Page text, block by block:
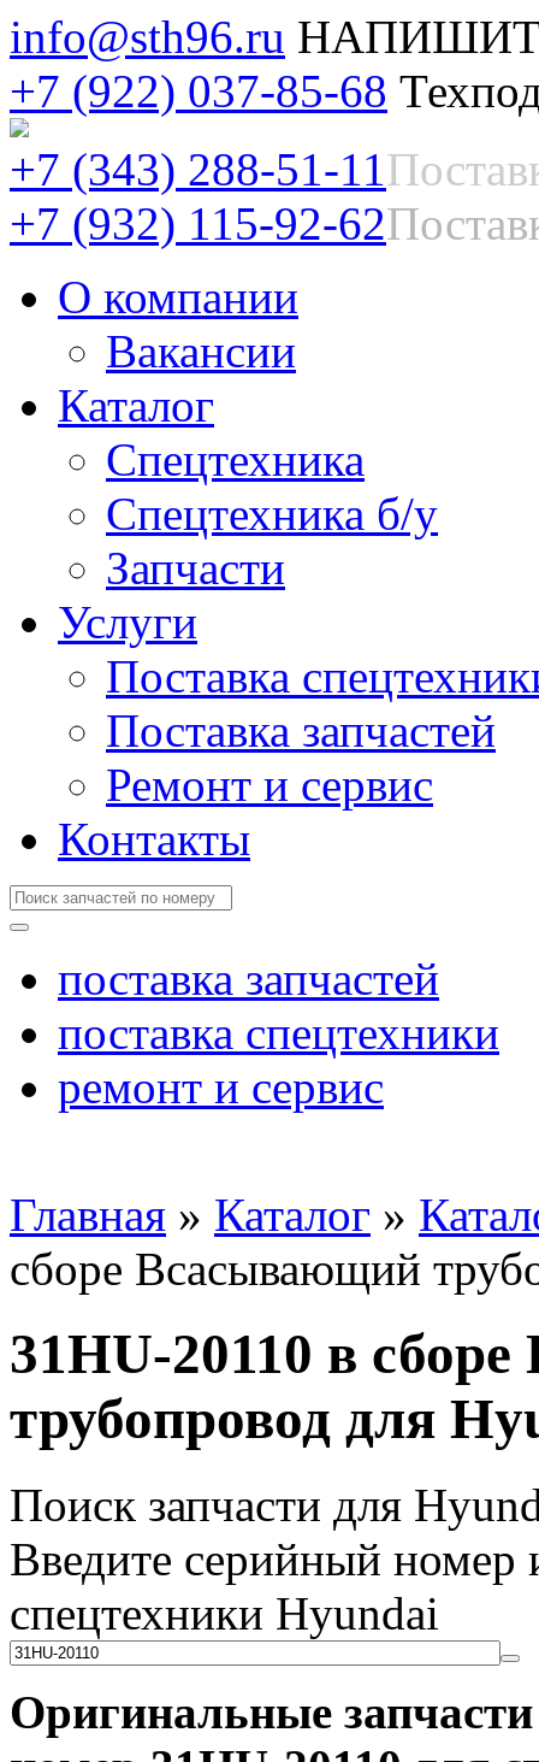
info@sth96.ru
+7 (922) 037-85-68
+7 (343) 288-51-11
+7 (932) 115-92-62
О компании
Вакансии
Каталог
Спецтехника
Спецтехника б/у
Запчасти
Услуги
Поставка
Поставка запчастей
Ремонт и сервис
Контакты
поставка запчастей
поставка спецтехники
ремонт и сервис
Главная » Каталог »
сборе Всасывающий
31HU-20110 в
трубопровод для
Поиск запчасти для
Введите серийный номер
спецтехники Hyundai
Оригинальные